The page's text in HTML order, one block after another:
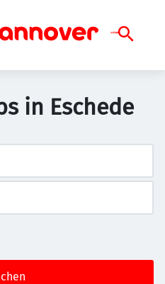
in Eschede